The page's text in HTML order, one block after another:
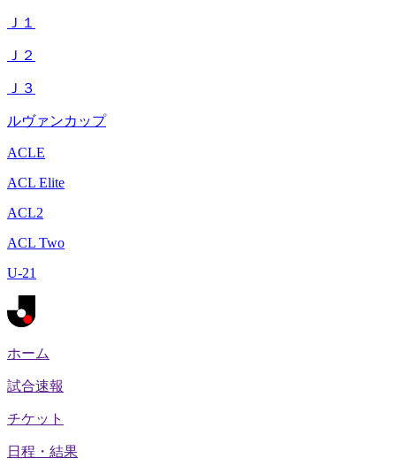
Ｊ１
Ｊ２
Ｊ３
ルヴァンカップ
ACLE
ACL Elite
ACL2
ACL Two
U-21
ホーム
試合速報
チケット
日程・結果